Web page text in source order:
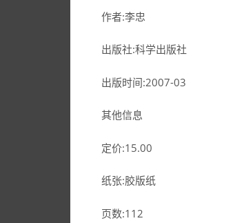
作者:李忠
出版社:科学出版社
出版时间:2007-03
其他信息
定价:15.00
纸张:胶版纸
页数:112